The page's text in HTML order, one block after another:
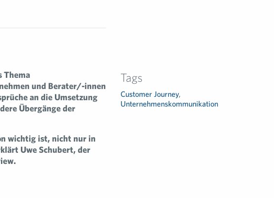
Thema
und Berater/-innen
an die Umsetzung
Übergänge der
wichtig ist, nicht nur in
Uwe Schubert, der
Tags
Customer Journey,
Unternehmenskommunikation